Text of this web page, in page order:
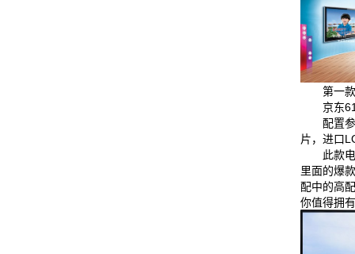
第一
京东
配置
片，进口
此款
里面的爆
配中的高
你值得拥